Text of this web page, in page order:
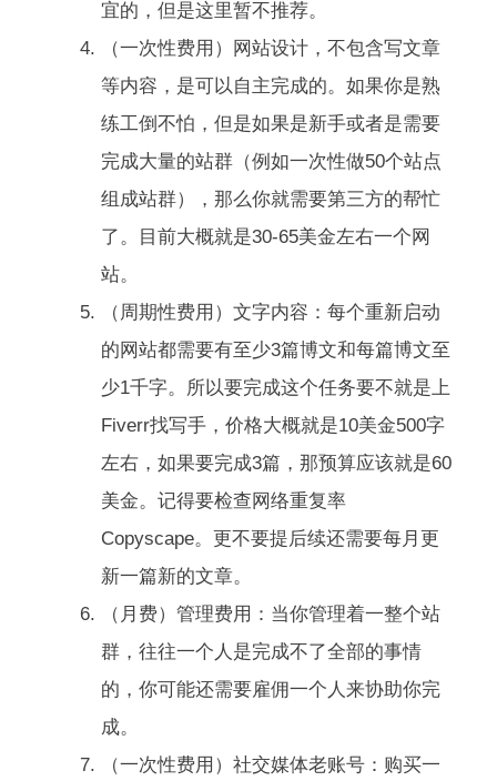
宜的，但是这里暂不推荐。
（一次性费用）网站设计，不包含写文章
等内容，是可以自主完成的。如果你是熟
练工倒不怕，但是如果是新手或者是需要
完成大量的站群（例如一次性做50个站点
组成站群），那么你就需要第三方的帮忙
了。目前大概就是30-65美金左右一个网
站。
（周期性费用）文字内容：每个重新启动
的网站都需要有至少3篇博文和每篇博文至
少1千字。所以要完成这个任务要不就是上
Fiverr找写手，价格大概就是10美金500字
左右，如果要完成3篇，那预算应该就是60
美金。记得要检查网络重复率
Copyscape。更不要提后续还需要每月更
新一篇新的文章。
（月费）管理费用：当你管理着一整个站
群，往往一个人是完成不了全部的事情
的，你可能还需要雇佣一个人来协助你完
成。
（一次性费用）社交媒体老账号：购买一